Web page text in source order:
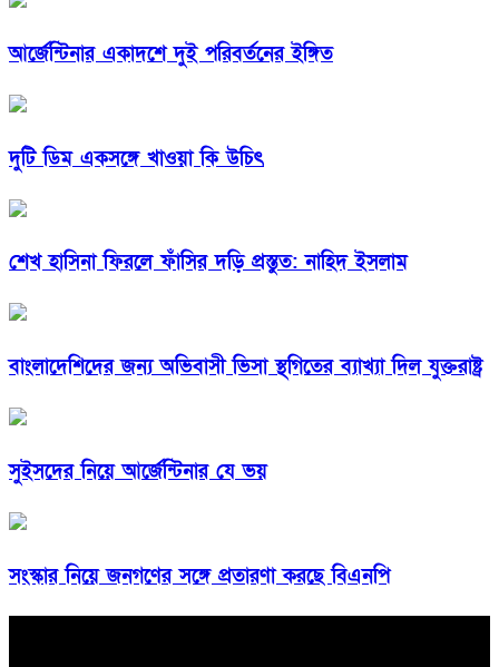
আর্জেন্টিনার একাদশে দুই পরিবর্তনের ইঙ্গিত
দুটি ডিম একসঙ্গে খাওয়া কি উচিৎ
শেখ হাসিনা ফিরলে ফাঁসির দড়ি প্রস্তুত: নাহিদ ইসলাম
বাংলাদেশিদের জন্য অভিবাসী ভিসা স্থগিতের ব্যাখ্যা দিল যুক্তরাষ্ট্র
সুইসদের নিয়ে আর্জেন্টিনার যে ভয়
সংস্কার নিয়ে জনগণের সঙ্গে প্রতারণা করছে বিএনপি